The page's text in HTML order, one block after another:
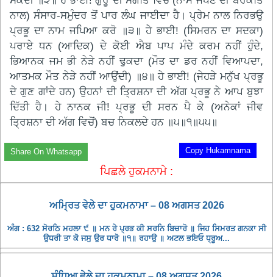
ਨਾਲ) ਸੰਸਾਰ-ਸਮੁੰਦਰ ਤੋਂ ਪਾਰ ਲੰਘ ਜਾਈਦਾ ਹੈ। ਪ੍ਰੇਮ ਨਾਲ ਨਿਰਭਉ
ਪ੍ਰਭੂ ਦਾ ਨਾਮ ਜਪਿਆ ਕਰੋ ॥੩॥ ਹੇ ਭਾਈ! (ਸਿਮਰਨ ਦਾ ਸਦਕਾ)
ਪਰਾਏ ਧਨ (ਆਦਿਕ) ਦੇ ਕੋਈ ਐਬ ਪਾਪ ਮੰਦੇ ਕਰਮ ਨਹੀਂ ਹੁੰਦੇ,
ਭਿਆਨਕ ਜਮ ਭੀ ਨੇੜੇ ਨਹੀਂ ਢੁਕਦਾ (ਮੌਤ ਦਾ ਡਰ ਨਹੀਂ ਵਿਆਪਦਾ,
ਆਤਮਕ ਮੌਤ ਨੇੜੇ ਨਹੀਂ ਆਉਂਦੀ) ॥੪॥ ਹੇ ਭਾਈ! (ਜੇਹੜੇ ਮਨੁੱਖ ਪ੍ਰਭੂ
ਦੇ ਗੁਣ ਗਾਂਦੇ ਹਨ) ਉਹਨਾਂ ਦੀ ਤ੍ਰਿਸ਼ਨਾ ਦੀ ਅੱਗ ਪ੍ਰਭੂ ਨੇ ਆਪ ਬੁਝਾ
ਦਿੱਤੀ ਹੈ। ਹੇ ਨਾਨਕ ਜੀ! ਪ੍ਰਭੂ ਦੀ ਸਰਨ ਪੈ ਕੇ (ਅਨੇਕਾਂ ਜੀਵ
ਤ੍ਰਿਸ਼ਨਾ ਦੀ ਅੱਗ ਵਿਚੋਂ) ਬਚ ਨਿਕਲਦੇ ਹਨ ॥੫॥੧॥੫੫॥
Copy Hukamnama
Share On Whatsapp
ਪਿਛਲੇ ਹੁਕਮਨਾਮੇ :
ਅਮ੍ਰਿਤ ਵੇਲੇ ਦਾ ਹੁਕਮਨਾਮਾ – 08 ਅਗਸਤ 2026
ਅੰਗ : 632 ਸੋਰਠਿ ਮਹਲਾ ੯ ॥ ਮਨ ਰੇ ਪ੍ਰਭ ਕੀ ਸਰਨਿ ਬਿਚਾਰੋ ॥ ਜਿਹ ਸਿਮਰਤ ਗਨਕਾ ਸੀ
ਉਧਰੀ ਤਾ ਕੋ ਜਸੁ ਉਰ ਧਾਰੋ ॥੧॥ ਰਹਾਉ ॥ ਅਟਲ ਭਇਓ ਧ੍ਰੂਅ...